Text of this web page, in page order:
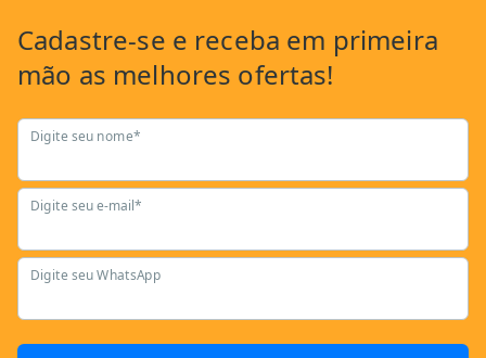
Cadastre-se e receba em primeira
mão as melhores ofertas!
Digite seu nome*
Digite seu e-mail*
Digite seu WhatsApp